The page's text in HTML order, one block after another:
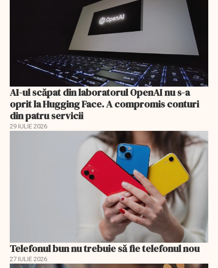
AI-ul scăpat din laboratorul OpenAI nu s-a
oprit la Hugging Face. A compromis conturi
din patru servicii
29 IULIE 2026
Telefonul bun nu trebuie să fie telefonul nou
27 IULIE 2026